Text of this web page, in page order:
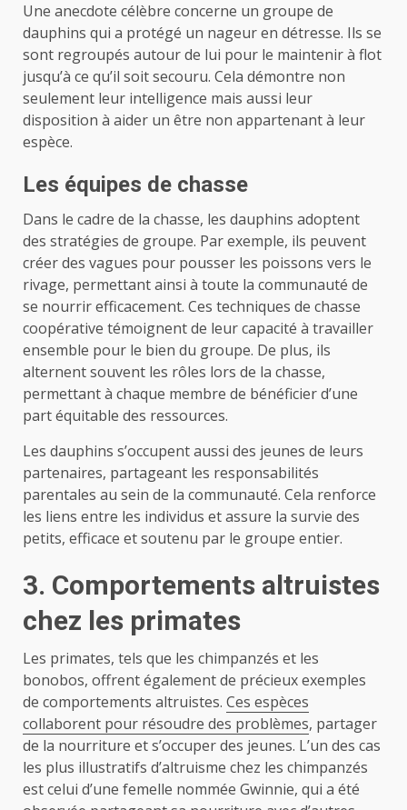
Une anecdote célèbre concerne un groupe de
dauphins qui a protégé un nageur en détresse. Ils se
sont regroupés autour de lui pour le maintenir à flot
jusqu’à ce qu’il soit secouru. Cela démontre non
seulement leur intelligence mais aussi leur
disposition à aider un être non appartenant à leur
espèce.
Les équipes de chasse
Dans le cadre de la chasse, les dauphins adoptent
des stratégies de groupe. Par exemple, ils peuvent
créer des vagues pour pousser les poissons vers le
rivage, permettant ainsi à toute la communauté de
se nourrir efficacement. Ces techniques de chasse
coopérative témoignent de leur capacité à travailler
ensemble pour le bien du groupe. De plus, ils
alternent souvent les rôles lors de la chasse,
permettant à chaque membre de bénéficier d’une
part équitable des ressources.
Les dauphins s’occupent aussi des jeunes de leurs
partenaires, partageant les responsabilités
parentales au sein de la communauté. Cela renforce
les liens entre les individus et assure la survie des
petits, efficace et soutenu par le groupe entier.
3. Comportements altruistes
chez les primates
Les primates, tels que les chimpanzés et les
bonobos, offrent également de précieux exemples
de comportements altruistes. Ces espèces
collaborent pour résoudre des problèmes, partager
de la nourriture et s’occuper des jeunes. L’un des cas
les plus illustratifs d’altruisme chez les chimpanzés
est celui d’une femelle nommée Gwinnie, qui a été